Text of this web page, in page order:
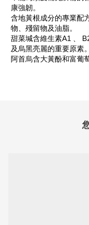
康強韌。
含地黃根成分的專業配
物、殘留物及油脂。
甜菜堿含維生素A1 、
及烏黑亮麗的重要原素。
阿首烏含大黃酚和富葡